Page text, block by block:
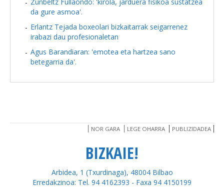
da gure asmoa'.
Erlantz Tejada boxeolari bizkaitarrak seigarrenez
irabazi dau profesionaletan
Agus Barandiaran: 'emotea eta hartzea sano
betegarria da'.
NOR GARA LEGE OHARRA PUBLIZIDADEA
BIZKAIE!
Arbidea, 1 (Txurdinaga), 48004 Bilbao
Erredakzinoa: Tel. 94 4162393 - Faxa 94 4150199